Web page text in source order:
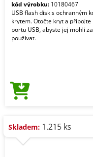
kód výrobku: 10180467
USB flash disk s ochranným
krytem. Otočte kryt a připojte
portu USB, abyste jej mohli
používat.
Skladem: 1.215 ks